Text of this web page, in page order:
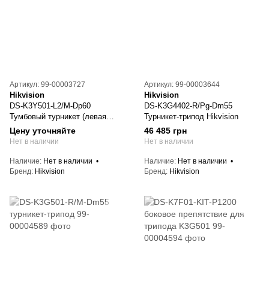
Артикул: 99-00003727
Hikvision
DS-K3Y501-L2/M-Dp60
Тумбовый турникет (левая
стойка)
Цену уточняйте
Нет в наличии
Наличие
Нет в наличии
Бренд Hikvision
Артикул: 99-00003644
Hikvision
DS-K3G4402-R/Pg-Dm55
Турникет-трипод Hikvision
46 485 грн
Нет в наличии
Наличие
Нет в наличии
Бренд Hikvision